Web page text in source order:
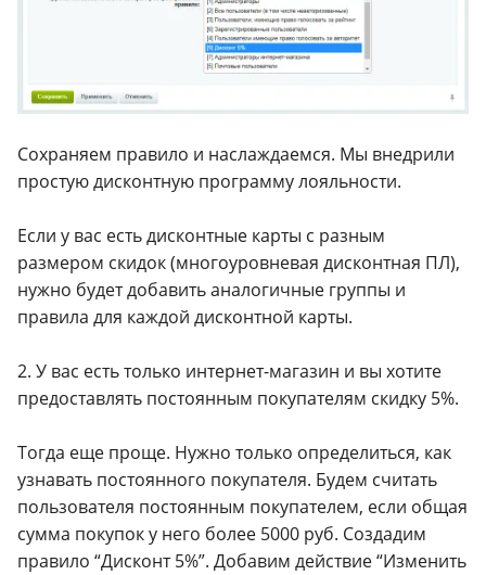
Сохраняем правило и наслаждаемся. Мы внедрили
простую дисконтную программу лояльности.
Если у вас есть дисконтные карты с разным
размером скидок (многоуровневая дисконтная ПЛ),
нужно будет добавить аналогичные группы и
правила для каждой дисконтной карты.
2. У вас есть только интернет-магазин и вы хотите
предоставлять постоянным покупателям скидку 5%.
Тогда еще проще. Нужно только определиться, как
узнавать постоянного покупателя. Будем считать
пользователя постоянным покупателем, если общая
сумма покупок у него более 5000 руб. Создадим
правило “Дисконт 5%”. Добавим действие “Изменить